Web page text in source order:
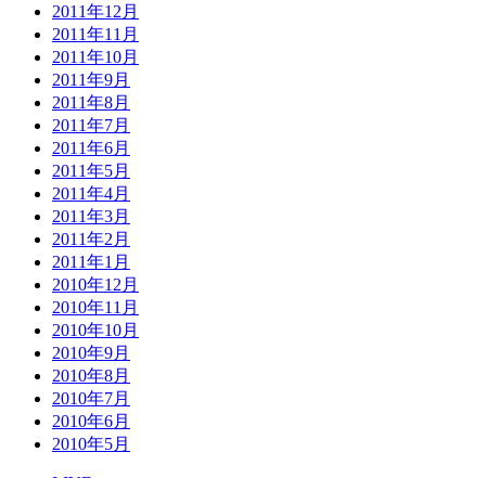
2011年12月
2011年11月
2011年10月
2011年9月
2011年8月
2011年7月
2011年6月
2011年5月
2011年4月
2011年3月
2011年2月
2011年1月
2010年12月
2010年11月
2010年10月
2010年9月
2010年8月
2010年7月
2010年6月
2010年5月